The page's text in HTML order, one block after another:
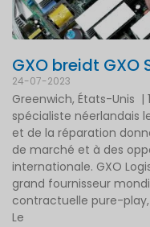
GXO breidt
24-07-2023
Greenwich, États-Unis |
spécialiste néerlandais
et de la réparation
de marché et à des
internationale. GXO
grand fournisseur
contractuelle pure-
Le